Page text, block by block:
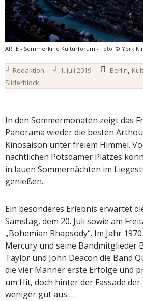
ARTE - Sommerkino Kulturforum - Foto: © York
Redaktion 1. Juli 2019 Berlin,
Sliderblock
In den Sommermonaten zeigt das
Panorama wieder die besten
Kinosaison unter freiem Himmel.
nächtlichen Potsdamer Platzes
in lauen Sommernächten im
genießen.
Ein besonderes Erlebnis erwartet
Samstag, dem 20. Juli sowie am
„Bohemian Rhapsody“. Im Jahr
Mercury und seine Bandmitglieder
Taylor und John Deacon die Band
die vier Männer erste Erfolge und
um Hit, doch hinter der Fassade
weniger gut aus …